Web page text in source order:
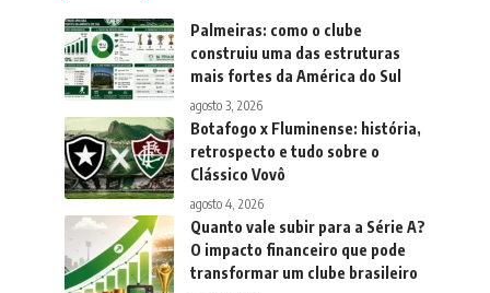
Palmeiras: como o clube
construiu uma das estruturas
mais fortes da América do Sul
agosto 3, 2026
Botafogo x Fluminense: história,
retrospecto e tudo sobre o
Clássico Vovô
agosto 4, 2026
Quanto vale subir para a Série A?
O impacto financeiro que pode
transformar um clube brasileiro